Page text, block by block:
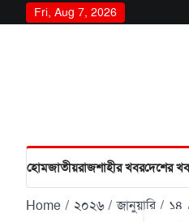
to
Fri, Aug 7, 2026
হোমজাতীয়রাজশাহীর খবরদেশের
Home ২০২৬ জানুয়ারি ১৪